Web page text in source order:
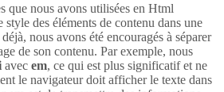
que nous avons utilisées en Html
des éléments de contenu dans une
nous avons été encouragés à séparer
de son contenu. Par exemple, nous
avec em, ce qui est plus significatif et ne
le navigateur doit afficher le texte dans